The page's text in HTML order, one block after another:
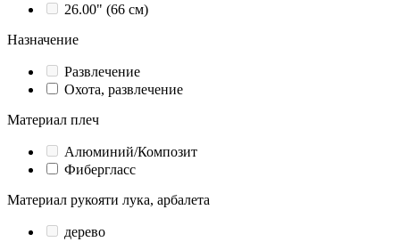
26.00" (66 см)
Назначение
Развлечение
Охота, развлечение
Материал плеч
Алюминий/Композит
Фибергласс
Материал рукояти лука, арбалета
дерево